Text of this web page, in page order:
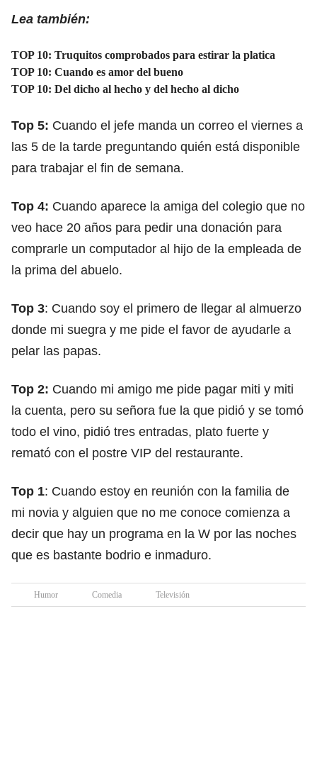
Lea también:
TOP 10: Truquitos comprobados para estirar la platica
TOP 10: Cuando es amor del bueno
TOP 10: Del dicho al hecho y del hecho al dicho
Top 5: Cuando el jefe manda un correo el viernes a
las 5 de la tarde preguntando quién está disponible
para trabajar el fin de semana.
Top 4: Cuando aparece la amiga del colegio que no
veo hace 20 años para pedir una donación para
comprarle un computador al hijo de la empleada de
la prima del abuelo.
Top 3: Cuando soy el primero de llegar al almuerzo
donde mi suegra y me pide el favor de ayudarle a
pelar las papas.
Top 2: Cuando mi amigo me pide pagar miti y miti
la cuenta, pero su señora fue la que pidió y se tomó
todo el vino, pidió tres entradas, plato fuerte y
remató con el postre VIP del restaurante.
Top 1: Cuando estoy en reunión con la familia de
mi novia y alguien que no me conoce comienza a
decir que hay un programa en la W por las noches
que es bastante bodrio e inmaduro.
Humor Comedia Televisión